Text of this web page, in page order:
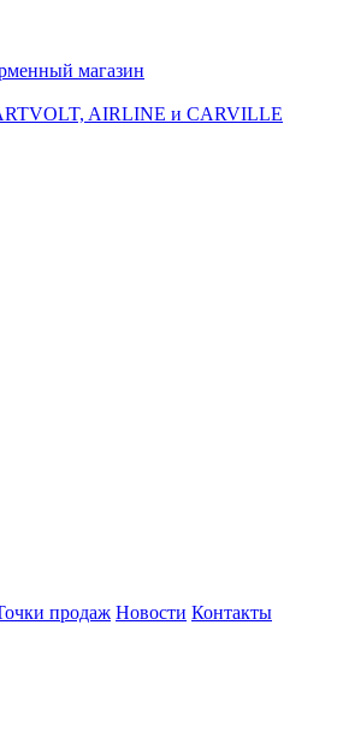
магазин
AIRLINE и CARVILLE
продаж Новости Контакты